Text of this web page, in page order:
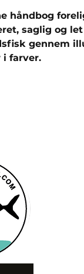
håndbog
saglig og
gennem
i farver.